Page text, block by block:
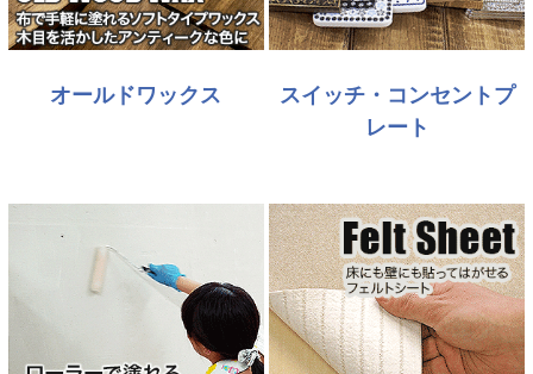
オールドワックス
スイッチ・コンセントプ
レート